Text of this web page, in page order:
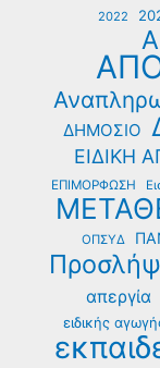
2022
ΔΗΜΟΣΙΟ
ΕΙΔΙΚΗ
ΕΠΙΜΟΡΦΩΣΗ
ΟΠΣΥΔ
απεργία
ειδικής